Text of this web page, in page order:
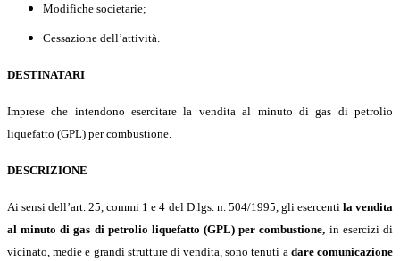
Modifiche societarie;
Cessazione dell’attività.
DESTINATARI
Imprese che intendono esercitare la vendita al minuto di gas di petrolio
liquefatto (GPL) per combustione.
DESCRIZIONE
Ai sensi dell’art. 25, commi 1 e 4 del D.lgs. n. 504/1995, gli esercenti la vendita
al minuto di gas di petrolio liquefatto (GPL) per combustione, in esercizi di
vicinato, medie e grandi strutture di vendita, sono tenuti a dare comunicazione